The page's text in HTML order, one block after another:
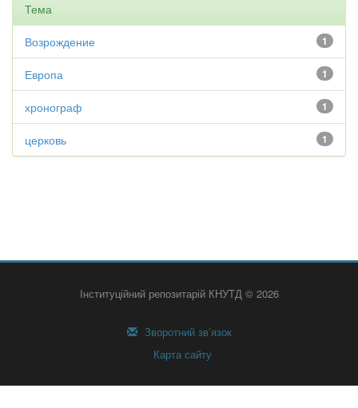
Тема
1
Возрождение
1
Европа
1
хронограф
1
церковь
Інституційний репозитарій КНУТД © 2026
Зворотний зв’язок
Карта сайту